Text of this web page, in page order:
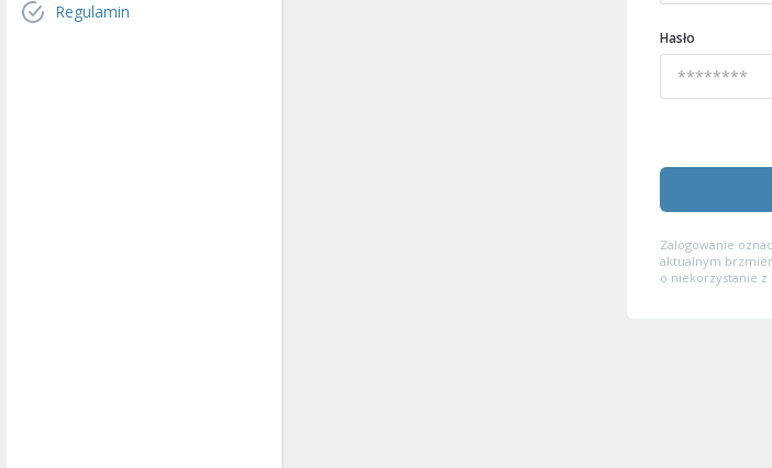
Regulamin
Hasło
Zalogowanie
aktualnym
o niekorzystanie z